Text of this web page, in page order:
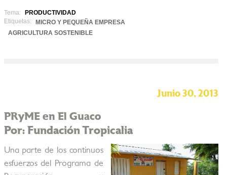
Tema:
PRODUCTIVIDAD
Etiquetas:
MICRO Y PEQUEÑA EMPRESA
AGRICULTURA SOSTENIBLE
Junio 30, 2013
PRyME en El Guaco
Por: Fundación Tropicalia
Una parte de los continuos
esfuerzos del Programa de